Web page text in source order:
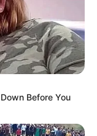
Before You